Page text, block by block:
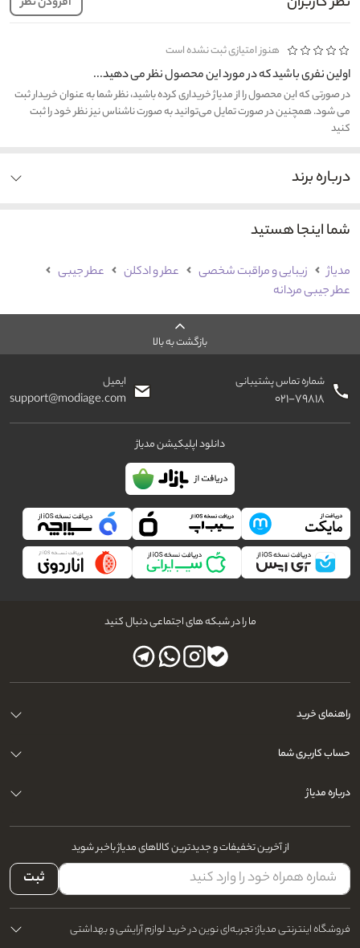
هنوز امتیازی ثبت نشده است
اولین نفری باشید که در مورد این محصول نظر می دهید...
در صورتی که این محصول را از مدیاژ خریداری کرده باشید، نظر شما به عنوان خریدار ثبت
می شود. همچنین در صورت تمایل می‌توانید به صورت ناشناس نیز نظر خود را ثبت
کنید
درباره برند
شما اینجا هستید
مدیاژ زیبایی و مراقبت شخصی عطر و ادکلن
عطر جیبی
عطر جیبی مردانه
بازگشت به بالا
شماره تماس پشتیبانی
۰۲۱-۷۹۸۱۸
ایمیل
support@modiage.com
دانلود اپلیکیشن مدیاژ
ما را در شبکه های اجتماعی دنبال کنید
راهنمای خرید
حساب کاربری شما
درباره مدیاژ
از آخرین تخفیفات و جدیدترین کالاهای مدیاژ باخبر شوید
ثبت
فروشگاه اینترنتی مدیاژ؛ تجربه‌ای نوین در خرید لوازم آرایشی و بهداشتی